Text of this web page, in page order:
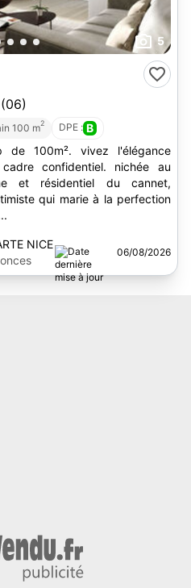
5
100 m2 DPE : B
100m². vivez l'élégance
nichée au
et résidentiel du cannet,
qui marie à la perfection
NICE
06/08/2026